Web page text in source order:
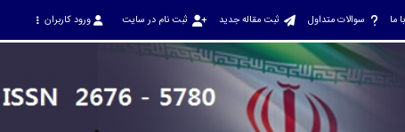
ما سوالات متداول ثبت مقاله جدید ثبت نام در سایت ورود کاربران